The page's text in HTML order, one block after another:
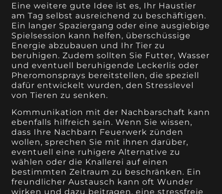
Eine weitere gute Idee ist es, Ihr Haustier
am Tag selbst ausreichend zu beschäftigen.
Ein langer Spaziergang oder eine ausgiebige
Spielsession kann helfen, überschüssige
Energie abzubauen und Ihr Tier zu
beruhigen. Zudem sollten Sie Futter, Wasser
und eventuell beruhigende Leckerlis oder
Pheromonsprays bereitstellen, die speziell
dafür entwickelt wurden, den Stresslevel
von Tieren zu senken.
Kommunikation mit der Nachbarschaft kann
ebenfalls hilfreich sein. Wenn Sie wissen,
dass Ihre Nachbarn Feuerwerk zünden
wollen, sprechen Sie mit ihnen darüber,
eventuell eine ruhigere Alternative zu
wählen oder die Knallerei auf einen
bestimmten Zeitraum zu beschränken. Ein
freundlicher Austausch kann oft Wunder
wirken und dazu beitragen, eine stressfreie